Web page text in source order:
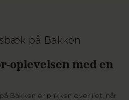
på Bakken
oplevelsen med en
Bakken er prikken over i'et, når